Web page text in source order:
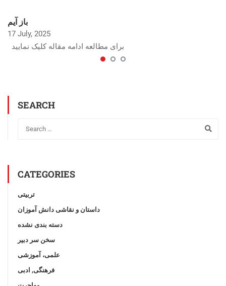
باز آیم
17 July, 2025
برای مطالعه ادامه مقاله کلیک نمایید
SEARCH
CATEGORIES
تربیتی
داستان و نقاشی دانش آموزان
دسته بندی نشده
سخن سر دبیر
علمی، آموزشی
فرهنگی, ادبی